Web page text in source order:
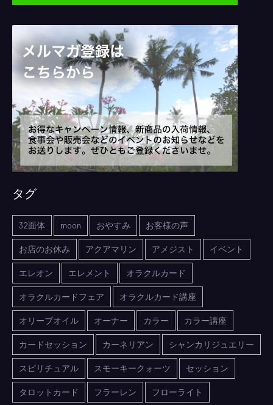
タグ
32面体 moon おやすみ お客様の声
お店のお休み アクアマリン アメジスト イベント
エレオン エレメント オラクルカード
オラクルカードフェア オラクルカード講座
オリーブオイル オーナー カラー カラー講座
カードセッション カーネリアン シャンカリジュエリー
スピリチュアル スモーキークォーツ セッション
タロットカード フラーレン フローライト